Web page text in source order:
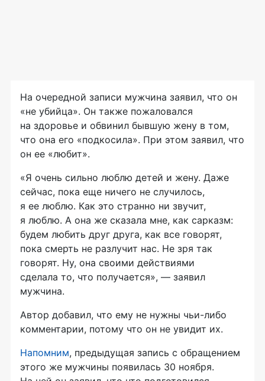
На очередной записи мужчина заявил, что он
«не убийца». Он также пожаловался
на здоровье и обвинил бывшую жену в том,
что она его «подкосила». При этом заявил, что
он ее «любит».
«Я очень сильно люблю детей и жену. Даже
сейчас, пока еще ничего не случилось,
я ее люблю. Как это странно ни звучит,
я люблю. А она же сказала мне, как сарказм:
будем любить друг друга, как все говорят,
пока смерть не разлучит нас. Не зря так
говорят. Ну, она своими действиями
сделала то, что получается», — заявил
мужчина.
Автор добавил, что ему не нужны чьи-либо
комментарии, потому что он не увидит их.
Напомним, предыдущая запись с обращением
этого же мужчины появилась 30 ноября.